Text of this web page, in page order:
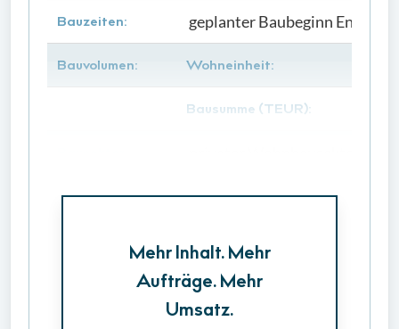
Bauzeiten: geplanter Baubeginn Ende
Bauvolumen: Wohneinheit:
Bausumme (TEUR):
Mehr Inhalt. Mehr
Aufträge. Mehr
Umsatz.